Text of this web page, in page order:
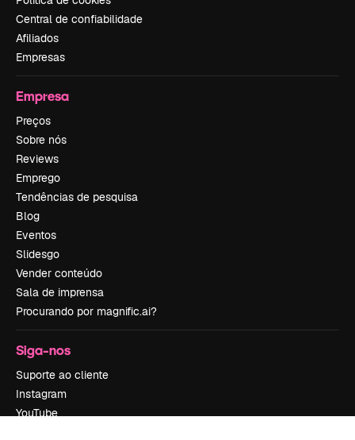
Central de confiabilidade
Afiliados
Empresas
Empresa
Preços
Sobre nós
Reviews
Emprego
Tendências de pesquisa
Blog
Eventos
Slidesgo
Vender conteúdo
Sala de imprensa
Procurando por magnific.ai?
Siga-nos
Suporte ao cliente
Instagram
YouTube